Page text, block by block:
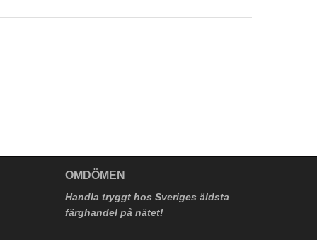
OMDÖMEN
Handla tryggt hos Sveriges äldsta
färghandel på nätet!